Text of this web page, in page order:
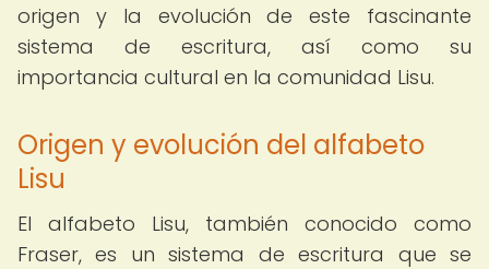
origen y la evolución de este fascinante
sistema de escritura, así como su
importancia cultural en la comunidad Lisu.
Origen y evolución del alfabeto
Lisu
El alfabeto Lisu, también conocido como
Fraser, es un sistema de escritura que se